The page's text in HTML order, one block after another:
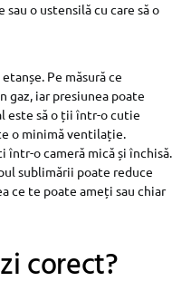
o ustensilă cu care să o
Pe măsură ce
gaz, iar presiunea poate
este să o ții într-o cutie
o minimă ventilație.
într-o cameră mică și închisă.
sublimării poate reduce
ce te poate ameți sau chiar
corect?